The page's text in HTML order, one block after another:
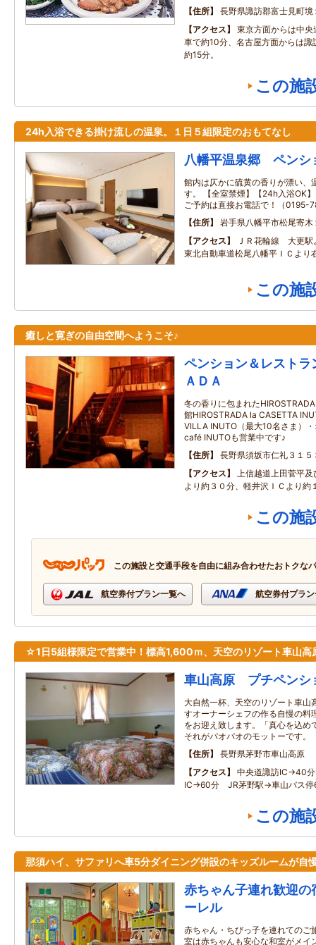
住所
長野県諏訪郡富士見町
アクセス
東京方面からは中
車で約10分、名古屋方面からは諏
約15分。
この施
24h入浴できる掛け流しの温泉。１日５組限定のおもてなし
八幡平温泉郷 ペンシ
館内は仄かに硫黄の香りが漂い、
す。 【全室禁煙】【24h入浴OK
ご予約は直接お電話で！（0195-
住所
岩手県八幡平市松尾寄
アクセス
ＪＲ花輪線 大更駅
東北自動車道松尾八幡平ＩＣより
この施
癒しと寛ぎの自由空間へようこそ♪
ペンション＆レストラ
ＡＤＡ
冬の香りに包まれた
館HIROSTRADA la CASETTA
VILLA INUTO（最大10名さま）
café INUTOも営業中です♪
住所
長野県須坂市仁礼３１５
アクセス
上信越道上田菅平
より約３０分、軽井沢ＩＣより約
この施
この施設と交通手段を自由に組み合わせたおトクな
航空券付プラン一覧へ 航空券付プラ
☆1日5組様限定で営業中！標高1,600ｍ、天空のリゾート車山高
車山高原 プチペン
大自然一杯、天空のリゾート車山
すオーナーシェフの作る自慢の料
をお迎え致します。「真心を込め
それがパオパオのモットーです。
住所
長野県茅野市車山高原
アクセス
中央道諏訪IC→40
IC→60分 JR茅野駅→車山バス停
この施
那須ハイ、サファリへ車5分ダイニング併設のキッズルームが自
赤ちゃん子連れ歓迎
ーレル
赤ちゃん・ちびっ子を連れてのご
室は赤ちゃんも安心な和室がメイ